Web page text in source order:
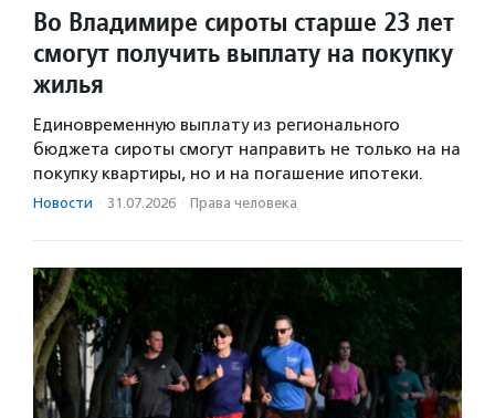
Во Владимире сироты старше 23 лет
смогут получить выплату на покупку
жилья
Единовременную выплату из регионального
бюджета сироты смогут направить не только на на
покупку квартиры, но и на погашение ипотеки.
Новости · 31.07.2026 · Права человека